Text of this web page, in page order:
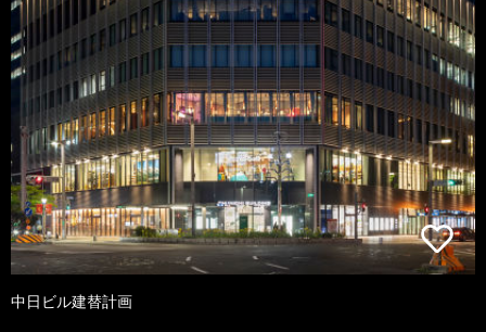
中日ビル建替計画